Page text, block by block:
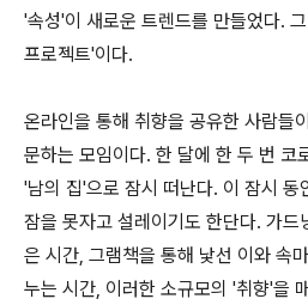
'속성'이 새로운 트렌드를 만들었다.
프로젝트'이다.
온라인을 통해 취향을 공유한 사람들
문하는 모임이다. 한 달에 한 두 번 코
'남의 집'으로 잠시 떠난다. 이 잠시
잠을 못자고 설레이기도 한단다. 가
은 시간, 그램책을 통해 낯선 이와 속
누는 시간, 이러한 소규모의 '취향'을